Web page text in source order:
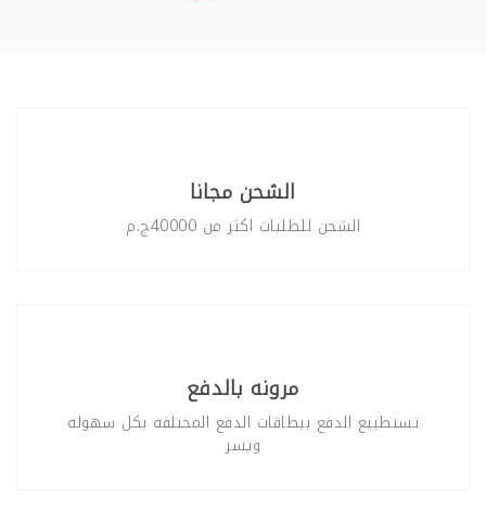
الشحن مجانا
الشحن للطلبات اكثر من 40000ج.م
مرونه بالدفع
تستطييع الدفع ببطاقات الدفع المختلفه بكل سهوله
ويسر